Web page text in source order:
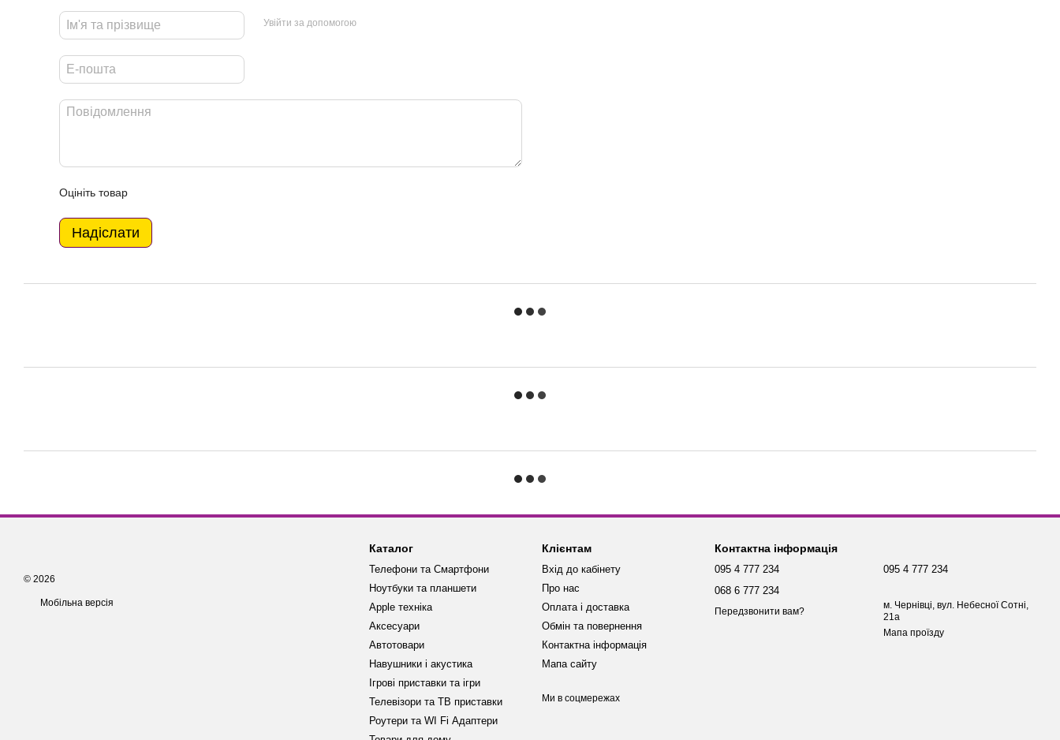
Увійти за допомогою
Оцініть товар
Надіслати
© 2026
Мобільна версія
Каталог
Телефони та Смартфони
Ноутбуки та планшети
Apple техніка
Аксесуари
Автотовари
Навушники і акустика
Ігрові приставки та ігри
Телевізори та ТВ приставки
Роутери та WI Fi Адаптери
Клієнтам
Вхід до кабінету
Про нас
Оплата і доставка
Обмін та повернення
Контактна інформація
Мапа сайту
Ми в соцмережах
Контактна інформація
095 4 777 234
068 6 777 234
Передзвонити вам?
095 4 777 234
м. Чернівці, вул. Небесної Сотні,
21а
Мапа проїзду